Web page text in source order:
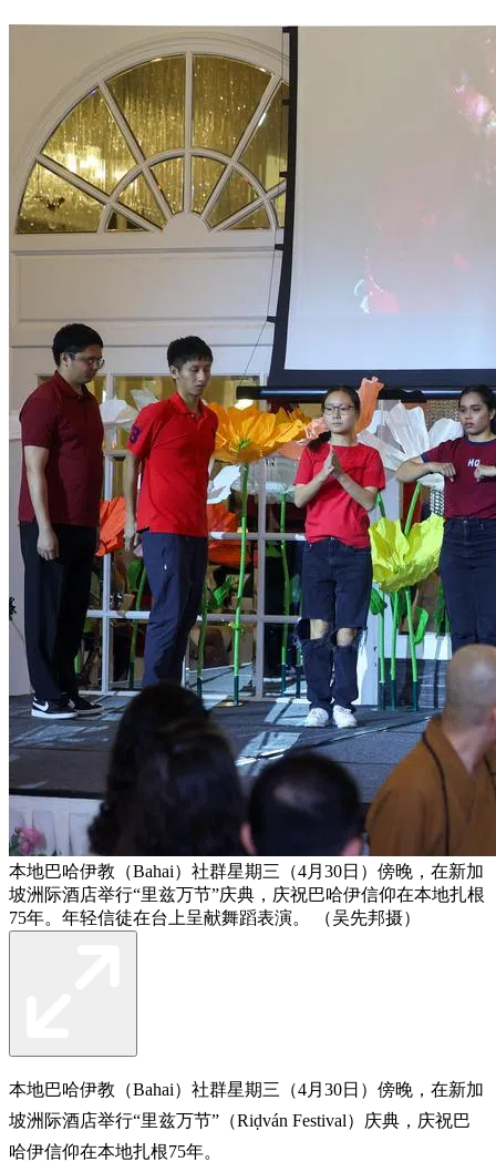
本地巴哈伊教（Bahai）社群星期三（4月30日）傍晚，在新加
坡洲际酒店举行“里兹万节”庆典，庆祝巴哈伊信仰在本地扎根
75年。年轻信徒在台上呈献舞蹈表演。 （吴先邦摄）
本地巴哈伊教（Bahai）社群星期三（4月30日）傍晚，在新加
坡洲际酒店举行“里兹万节”（Riḍván Festival）庆典，庆祝巴
哈伊信仰在本地扎根75年。